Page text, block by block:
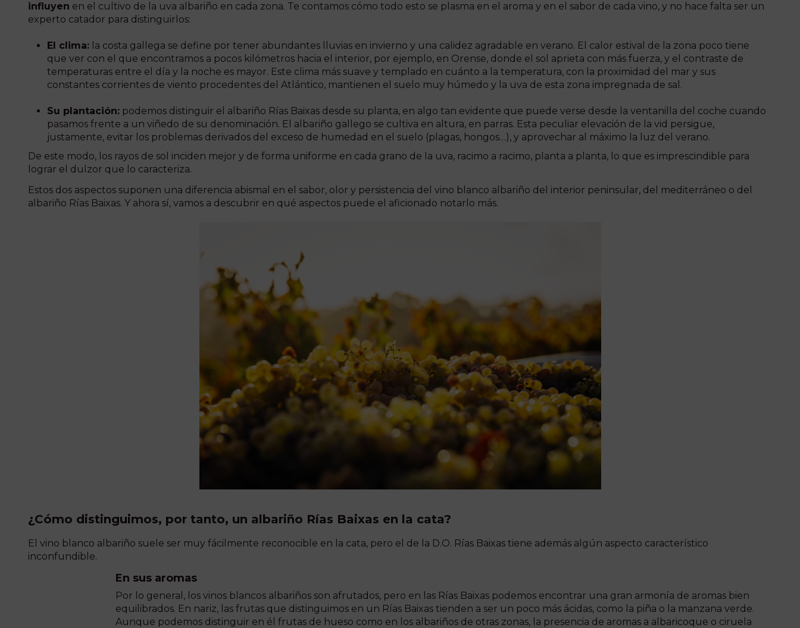
influyen en el cultivo de la uva albariño en cada zona. Te contamos cómo todo esto se plasma en el aroma y en el sabor de cada vino, y no hace falta ser un
experto catador para distinguirlos:
El clima: la costa gallega se define por tener abundantes lluvias en invierno y una calidez agradable en verano. El calor estival de la zona poco tiene
que ver con el que encontramos a pocos kilómetros hacia el interior, por ejemplo, en Orense, donde el sol aprieta con más fuerza, y el contraste de
temperaturas entre el día y la noche es mayor. Este clima más suave y templado en cuánto a la temperatura, con la proximidad del mar y sus
constantes corrientes de viento procedentes del Atlántico, mantienen el suelo muy húmedo y la uva de esta zona impregnada de sal.
Su plantación: podemos distinguir el albariño Rías Baixas desde su planta, en algo tan evidente que puede verse desde la ventanilla del coche cuando
pasamos frente a un viñedo de su denominación. El albariño gallego se cultiva en altura, en parras. Esta peculiar elevación de la vid persigue,
justamente, evitar los problemas derivados del exceso de humedad en el suelo (plagas, hongos…), y aprovechar al máximo la luz del verano.
De este modo, los rayos de sol inciden mejor y de forma uniforme en cada grano de la uva, racimo a racimo, planta a planta, lo que es imprescindible para
lograr el dulzor que lo caracteriza.
Estos dos aspectos suponen una diferencia abismal en el sabor, olor y persistencia del vino blanco albariño del interior peninsular, del mediterráneo o del
albariño Rías Baixas. Y ahora sí, vamos a descubrir en qué aspectos puede el aficionado notarlo más.
¿Cómo distinguimos, por tanto, un albariño Rías Baixas en la cata?
El vino blanco albariño suele ser muy fácilmente reconocible en la cata, pero el de la D.O. Rías Baixas tiene además algún aspecto característico
inconfundible.
En sus aromas
Por lo general, los vinos blancos albariños son afrutados, pero en las Rías Baixas podemos encontrar una gran armonía de aromas bien
equilibrados. En nariz, las frutas que distinguimos en un Rías Baixas tienden a ser un poco más ácidas, como la piña o la manzana verde.
Aunque podemos distinguir en él frutas de hueso como en los albariños de otras zonas, la presencia de aromas a albaricoque o ciruela